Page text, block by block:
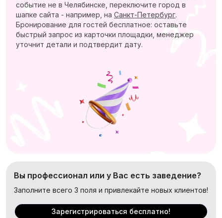
событие не в Челябинске, переключите город в
шапке сайта - например, на Санкт-Петербург.
Бронирование для гостей бесплатное: оставьте
быстрый запрос из карточки площадки, менеджер
уточнит детали и подтвердит дату.
Вы профессионал или у Вас есть заведение?
Заполните всего 3 поля и привлекайте новых клиентов!
Зарегистрироваться бесплатно!